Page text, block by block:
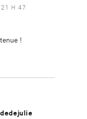
21 H 47
!